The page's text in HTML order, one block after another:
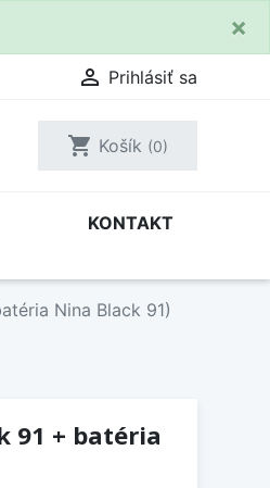
×
 Prihlásiť sa
shopping_cart Košík (0)
KONTAKT
Nina Black 91)
91 + batéria